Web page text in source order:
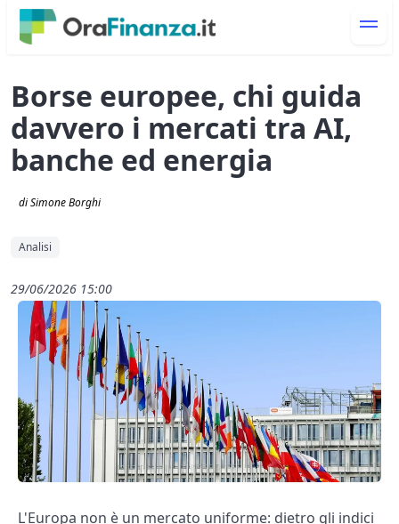
Borse europee, chi guida
davvero i mercati tra AI,
banche ed energia
di Simone Borghi
Analisi
29/06/2026 15:00
L'Europa non è un mercato uniforme: dietro gli indici